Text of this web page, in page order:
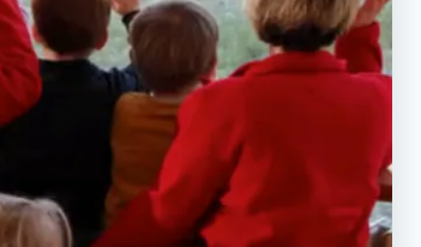
Haben Sie ihr Passwort vergessen?
, um ein neues zu
Sie haben noch keinen Account?